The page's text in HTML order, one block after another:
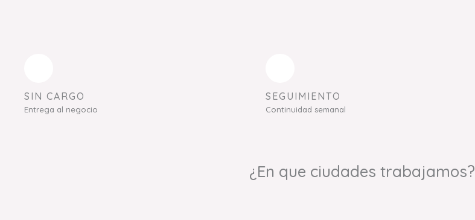
SIN CARGO
Entrega al negocio
SEGUIMIENTO
Continuidad semanal
¿En que ciudades trabajamos?